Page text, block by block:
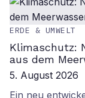
ERDE & UMWELT
Klimaschutz:
aus dem
5. August 2026
Ein neu